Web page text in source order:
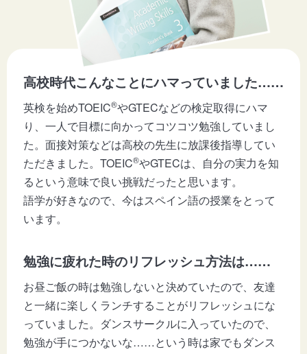
高校時代こんなことにハマっていました……
英検を始めTOEIC®やGTECなどの検定取得にハマ
り、一人で目標に向かってコツコツ勉強していまし
た。面接対策などは高校の先生に放課後指導してい
ただきました。TOEIC®やGTECは、自分の実力を知
るという意味で良い挑戦だったと思います。
語学が好きなので、今はスペイン語の授業をとって
います。
勉強に疲れた時のリフレッシュ方法は……
お昼ご飯の時は勉強しないと決めていたので、友達
と一緒に楽しくランチすることがリフレッシュにな
っていました。ダンスサークルに入っていたので、
勉強が手につかないな……という時は家でもダンス